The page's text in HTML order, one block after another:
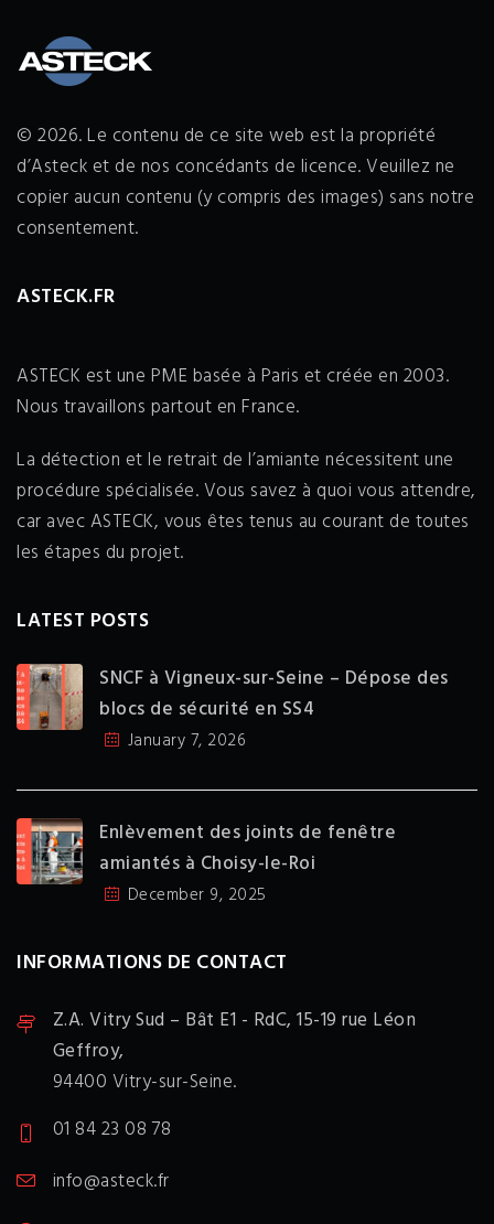
© 2026. Le contenu de ce site web est la propriété
d’Asteck et de nos concédants de licence. Veuillez ne
copier aucun contenu (y compris des images) sans notre
consentement.
ASTECK.FR
ASTECK est une PME basée à Paris et créée en 2003.
Nous travaillons partout en France.
La détection et le retrait de l’amiante nécessitent une
procédure spécialisée. Vous savez à quoi vous attendre,
car avec ASTECK, vous êtes tenus au courant de toutes
les étapes du projet.
LATEST POSTS
SNCF à Vigneux-sur-Seine – Dépose des
blocs de sécurité en SS4
January 7, 2026
Enlèvement des joints de fenêtre
amiantés à Choisy-le-Roi
December 9, 2025
INFORMATIONS DE CONTACT
Z.A. Vitry Sud – Bât E1 - RdC, 15-19 rue Léon
Geffroy,
94400 Vitry-sur-Seine.
01 84 23 08 78
info@asteck.fr